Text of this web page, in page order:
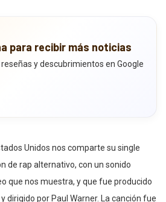
para recibir más noticias
y descubrimientos en Google
Unidos nos comparte su single
de rap alternativo, con un sonido
que nos muestra, y que fue producido
dirigido por Paul Warner. La canción fue